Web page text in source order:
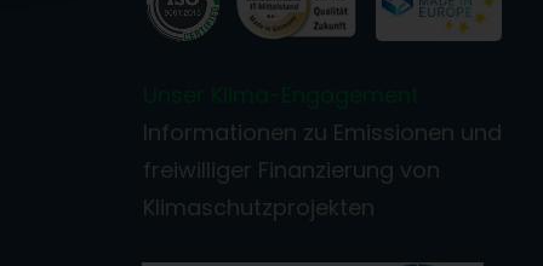
Informationen zu Emissionen und
freiwilliger Finanzierung von
Klimaschutzprojekten